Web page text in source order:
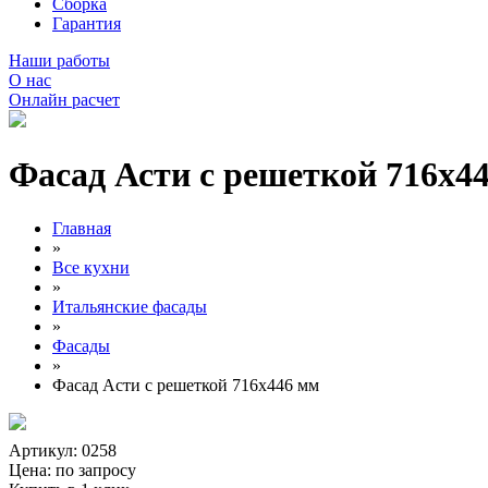
Сборка
Гарантия
Наши работы
О нас
Онлайн расчет
Фасад Асти с решеткой
Главная
»
Все кухни
»
Итальянские фасады
»
Фасады
»
Фасад Асти с решеткой 716х446 мм
Артикул: 0258
Цена: по запросу